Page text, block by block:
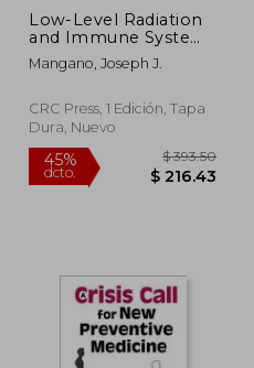
Low-Level Radiation
and Immune System
Damage: An Atomic
Era Legacy (en Inglés)
Mangano, Joseph J.
CRC Press, 1 Edición, Tapa
Dura, Nuevo